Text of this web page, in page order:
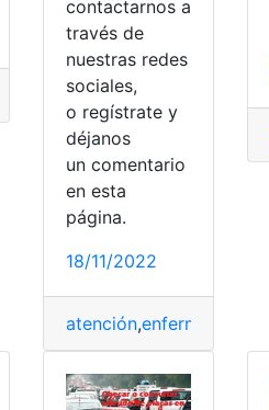
Requisitos
Examen,matrimonio
contactarnos a
través de
nuestras redes
sociales,
o regístrate y
déjanos
un comentario
en esta
página.
18/11/2022
atención,enfermería